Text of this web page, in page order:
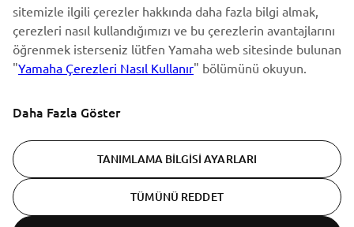
Gizlilik Politikamızı okuyarak kişisel verilerinizi nasıl işlediğimizi
öğrenebilirsiniz:
Gizlilik Politikası
© Copyright - 2026 Yamaha Motor Europe N.V. - All Rights
sitemizle ilgili çerezler hakkında daha fazla bilgi almak,
çerezleri nasıl kullandığımızı ve bu çerezlerin avantajlarını
öğrenmek isterseniz lütfen Yamaha web sitesinde bulunan
"Yamaha Çerezleri Nasıl Kullanır" bölümünü okuyun.
Daha Fazla Göster
TANIMLAMA BILGISI AYARLARI
TÜMÜNÜ REDDET